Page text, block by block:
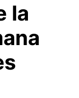
la